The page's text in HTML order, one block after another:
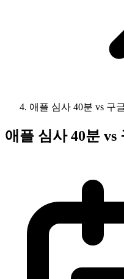
애플 심사 40분 vs 구
애플 심사 40분 vs